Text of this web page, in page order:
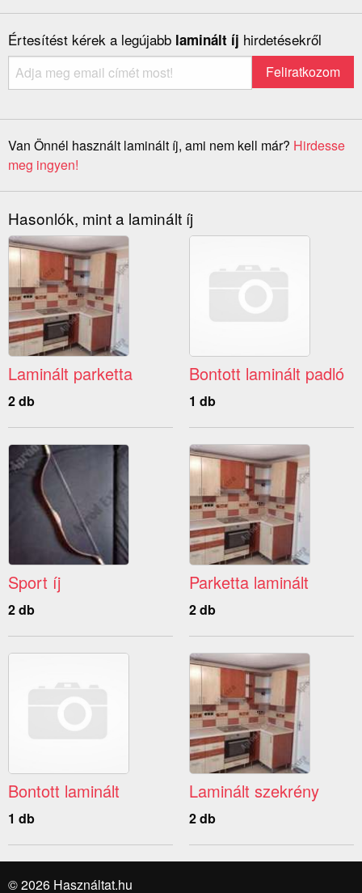
Értesítést kérek a legújabb laminált íj hirdetésekről
Van Önnél használt laminált íj, ami nem kell már? Hirdesse
meg ingyen!
Hasonlók, mint a laminált íj
Laminált parketta
2 db
Bontott laminált padló
1 db
Sport íj
2 db
Parketta laminált
2 db
Bontott laminált
1 db
Laminált szekrény
2 db
© 2026 Használtat.hu